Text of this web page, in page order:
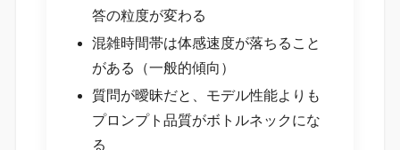
答の粒度が変わる
混雑時間帯は体感速度が落ちること
がある（一般的傾向）
質問が曖昧だと、モデル性能よりも
プロンプト品質がボトルネックにな
る